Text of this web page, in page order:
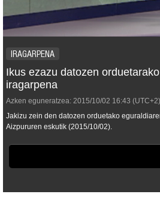
IRAGARPENA
Ikus ezazu datozen
iragarpena
Azken eguneratzea: 2015/10/02 16:43 (UTC+2)
Jakizu zein den datozen orduetako
Aizpururen eskutik (2015/10/02).